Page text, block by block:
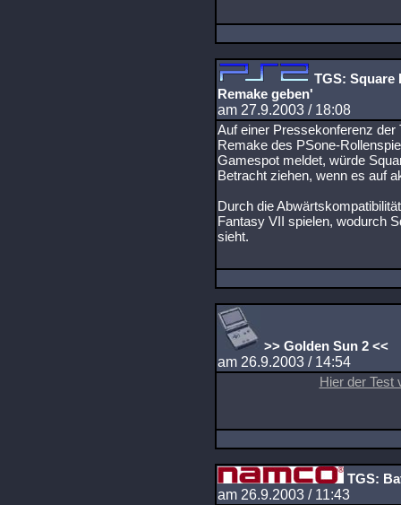
TGS: Square
Remake geben'
am 27.9.2003 / 18:08
Auf einer Pressekonferenz
Remake des PSone-
Gamespot meldet, würde
Betracht ziehen, wenn es auf
Durch die
Fantasy VII spielen, wodurch
sieht.
>> Golden Sun 2 <<
am 26.9.2003 / 14:54
Hier der Test
TGS:
am 26.9.2003 / 11:43